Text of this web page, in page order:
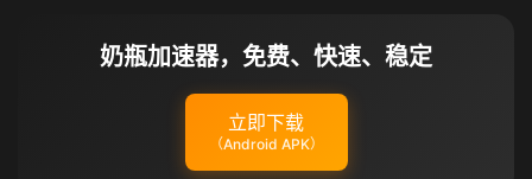
奶瓶加速器，免费、快速、稳定
立即下载
（Android APK）